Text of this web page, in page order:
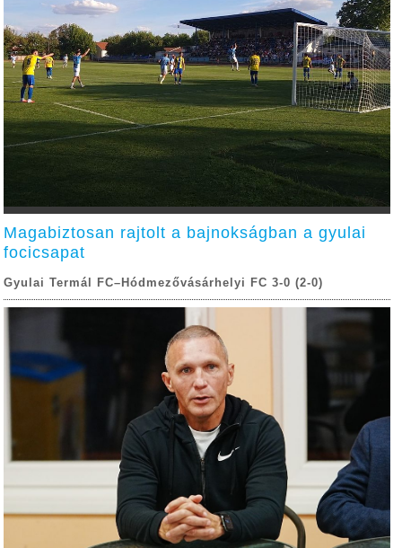
Magabiztosan rajtolt a bajnokságban a gyulai
focicsapat
Gyulai Termál FC–Hódmezővásárhelyi FC 3-0 (2-0)